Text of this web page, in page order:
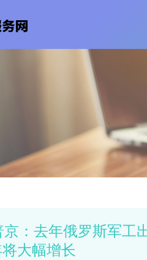
：去年俄罗斯军工
大幅增长